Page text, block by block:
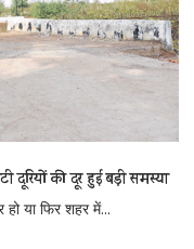
की दूर हुई बड़ी समस्या
या फिर शहर में...